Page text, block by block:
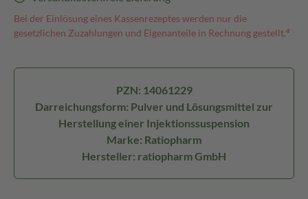
Bei der Einlösung eines Kassenrezeptes werden nur die
gesetzlichen Zuzahlungen und Eigenanteile in Rechnung gestellt.⁴
PZN: 14061229
Darreichungsform: Pulver und Lösungsmittel zur
Herstellung einer Injektionssuspension
Marke: Ratiopharm
Hersteller: ratiopharm GmbH